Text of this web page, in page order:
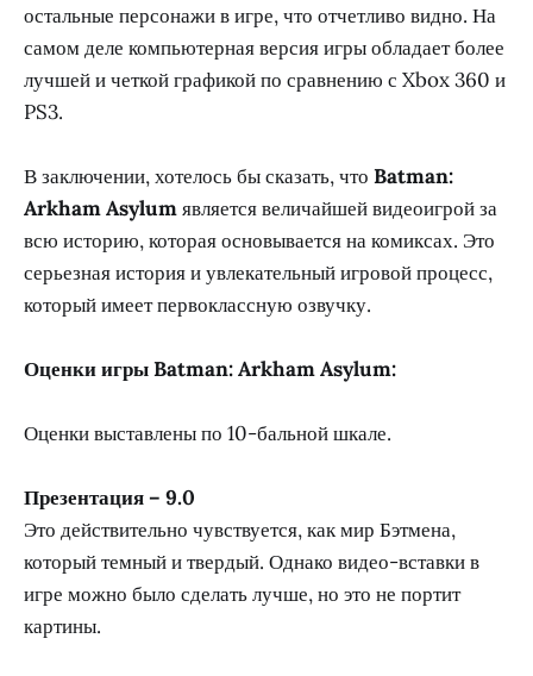
остальные персонажи в игре, что отчетливо видно. На
самом деле компьютерная версия игры обладает более
лучшей и четкой графикой по сравнению с Xbox 360 и
PS3.
В заключении, хотелось бы сказать, что Batman:
Arkham Asylumявляется величайшей видеоигрой за
всю историю, которая основывается на комиксах. Это
серьезная история и увлекательный игровой процесс,
который имеет первоклассную озвучку.
Оценки игры Batman: Arkham Asylum:
Оценки выставлены по 10-бальной шкале.
Презентация – 9.0
Это действительно чувствуется, как мир Бэтмена,
который темный и твердый. Однако видео-вставки в
игре можно было сделать лучше, но это не портит
картины.